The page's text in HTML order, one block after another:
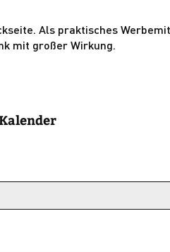
Als praktisches
mit großer Wirkung.